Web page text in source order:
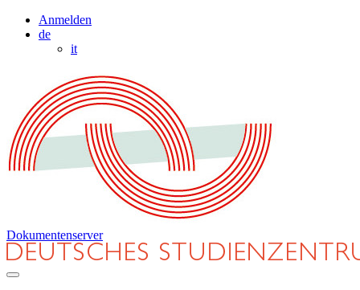
Anmelden
de
it
Dokumentenserver